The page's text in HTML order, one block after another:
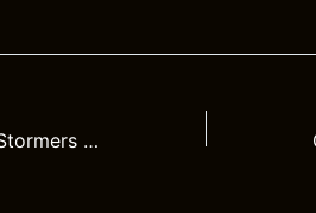
Master de Deqing : les Stormers stoppés en quart de finale